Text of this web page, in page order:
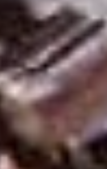
Lindenhof Pure
DolceVita
da 848 €
per persona